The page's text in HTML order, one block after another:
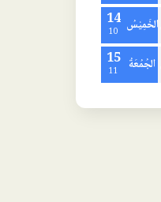
14
10 الخَمِيْسُ
15
11 الجُمُعَةُ